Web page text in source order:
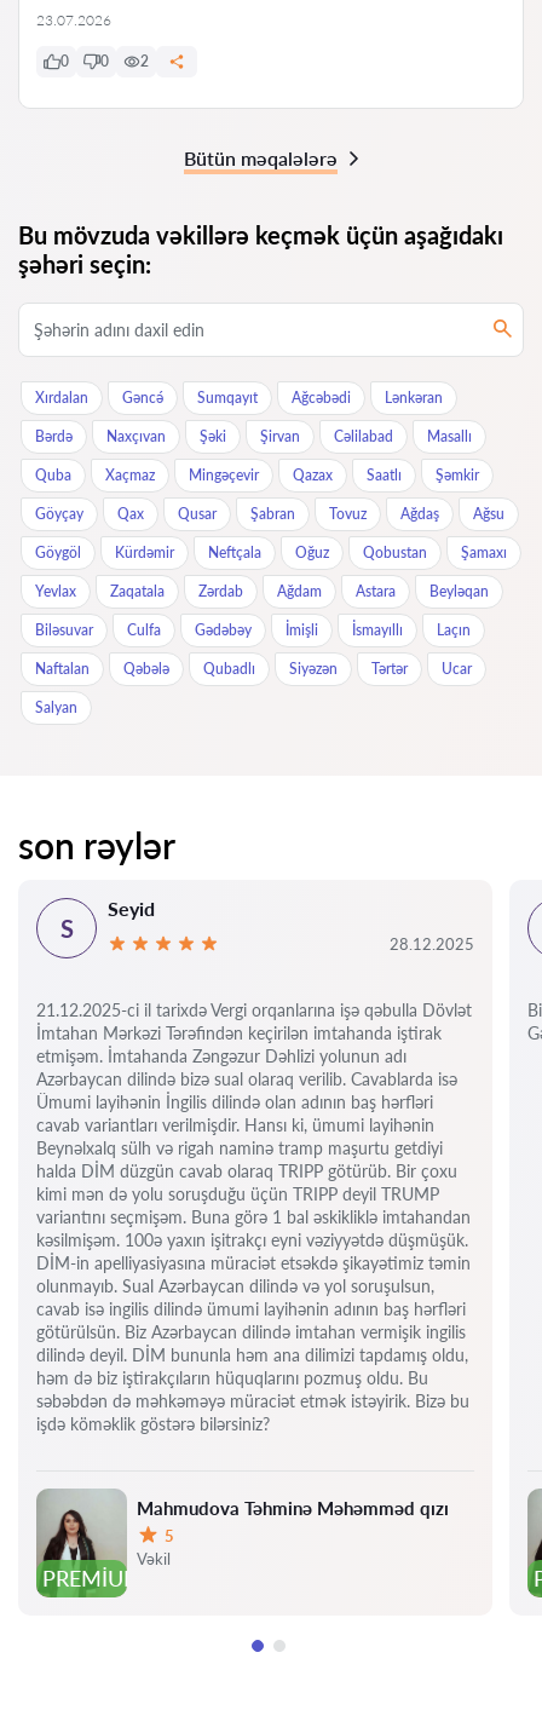
23.07.2026
0 0 2
Bütün məqalələrə
Bu mövzuda vəkillərə keçmək üçün aşağıdakı
şəhəri seçin:
Xırdalan Gəncə́ Sumqayıt Ağcəbədi Lənkəran
Bərdə Naxçıvan Şəki Şirvan Cəlilabad Masallı
Quba Xaçmaz Mingəçevir Qazax Saatlı Şəmkir
Göyçay Qax Qusar Şabran Tovuz Ağdaş Ağsu
Göygöl Kürdəmir Neftçala Oğuz Qobustan Şamaxı
Yevlax Zaqatala Zərdab Ağdam Astara Beyləqan
Biləsuvar Culfa Gədəbəy İmişli İsmayıllı Laçın
Naftalan Qəbələ Qubadlı Siyəzən Tərtər Ucar
Salyan
son rəylər
PREMIUM
Mahmudova Təhminə Məhəmməd qızı
Qiymət:
5
Vəkil
S
Seyid
28.12.2025
21.12.2025-ci il tarixdə Vergi orqanlarına işə qəbulla Dövlət
İmtahan Mərkəzi Tərəfindən keçirilən imtahanda iştirak
etmişəm. İmtahanda Zəngəzur Dəhlizi yolunun adı
Azərbaycan dilində bizə sual olaraq verilib. Cavablarda isə
Ümumi layihənin İngilis dilində olan adının baş hərfləri
cavab variantları verilmişdir. Hansı ki, ümumi layihənin
Beynəlxalq sülh və rigah naminə tramp maşurtu getdiyi
halda DİM düzgün cavab olaraq TRIPP götürüb. Bir çoxu
kimi mən də yolu soruşduğu üçün TRIPP deyil TRUMP
variantını seçmişəm. Buna görə 1 bal əskikliklə imtahandan
kəsilmişəm. 100ə yaxın işitrakçı eyni vəziyyətdə düşmüşük.
DİM-in apelliyasiyasına müraciət etsəkdə şikayətimiz təmin
olunmayıb. Sual Azərbaycan dilində və yol soruşulsun,
cavab isə ingilis dilində ümumi layihənin adının baş hərfləri
götürülsün. Biz Azərbaycan dilində imtahan vermişik ingilis
dilində deyil. DİM bununla həm ana dilimizi tapdamış oldu,
həm də biz iştirakçıların hüquqlarını pozmuş oldu. Bu
səbəbdən də məhkəməyə müraciət etmək istəyirik. Bizə bu
işdə köməklik göstərə bilərsiniz?